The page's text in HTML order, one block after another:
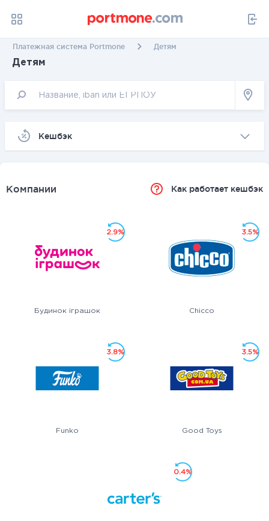
Платежная система Portmone Детям
Детям
Kешбэк
Компании Как работает кешбэк
Будинок іграшок
2.9%
Chicco
3.5%
Funko
3.8%
Good Toys
3.5%
0.4%